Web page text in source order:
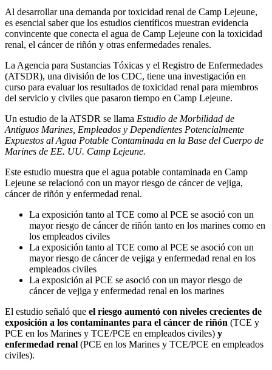
Al desarrollar una demanda por toxicidad renal de Camp Lejeune,
es esencial saber que los estudios científicos muestran evidencia
convincente que conecta el agua de Camp Lejeune con la toxicidad
renal, el cáncer de riñón y otras enfermedades renales.
La Agencia para Sustancias Tóxicas y el Registro de Enfermedades
(ATSDR), una división de los CDC, tiene una investigación en
curso para evaluar los resultados de toxicidad renal para miembros
del servicio y civiles que pasaron tiempo en Camp Lejeune.
Un estudio de la ATSDR se llama Estudio de Morbilidad de
Antiguos Marines, Empleados y Dependientes Potencialmente
Expuestos al Agua Potable Contaminada en la Base del Cuerpo de
Marines de EE. UU. Camp Lejeune.
Este estudio muestra que el agua potable contaminada en Camp
Lejeune se relacionó con un mayor riesgo de cáncer de vejiga,
cáncer de riñón y enfermedad renal.
La exposición tanto al TCE como al PCE se asoció con un
mayor riesgo de cáncer de riñón tanto en los marines como en
los empleados civiles
La exposición tanto al TCE como al PCE se asoció con un
mayor riesgo de cáncer de vejiga y enfermedad renal en los
empleados civiles
La exposición al PCE se asoció con un mayor riesgo de
cáncer de vejiga y enfermedad renal en los marines
El estudio señaló que el riesgo aumentó con niveles crecientes de
exposición a los contaminantes para el cáncer de riñón (TCE y
PCE en los Marines y TCE/PCE en empleados civiles) y
enfermedad renal (PCE en los Marines y TCE/PCE en empleados
civiles).